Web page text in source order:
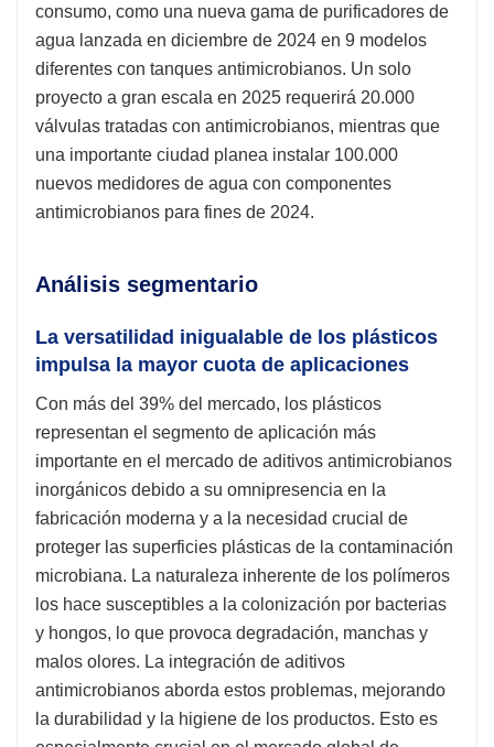
consumo, como una nueva gama de purificadores de
agua lanzada en diciembre de 2024 en 9 modelos
diferentes con tanques antimicrobianos. Un solo
proyecto a gran escala en 2025 requerirá 20.000
válvulas tratadas con antimicrobianos, mientras que
una importante ciudad planea instalar 100.000
nuevos medidores de agua con componentes
antimicrobianos para fines de 2024.
Análisis segmentario
La versatilidad inigualable de los plásticos
impulsa la mayor cuota de aplicaciones
Con más del 39% del mercado, los plásticos
representan el segmento de aplicación más
importante en el mercado de aditivos antimicrobianos
inorgánicos debido a su omnipresencia en la
fabricación moderna y a la necesidad crucial de
proteger las superficies plásticas de la contaminación
microbiana. La naturaleza inherente de los polímeros
los hace susceptibles a la colonización por bacterias
y hongos, lo que provoca degradación, manchas y
malos olores. La integración de aditivos
antimicrobianos aborda estos problemas, mejorando
la durabilidad y la higiene de los productos. Esto es